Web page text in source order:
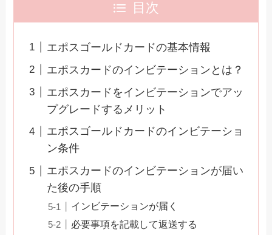
目次
エポスゴールドカードの基本情報
エポスカードのインビテーションとは？
エポスカードをインビテーションでアッ
プグレードするメリット
エポスゴールドカードのインビテーショ
ン条件
エポスカードのインビテーションが届い
た後の手順
インビテーションが届く
必要事項を記載して返送する